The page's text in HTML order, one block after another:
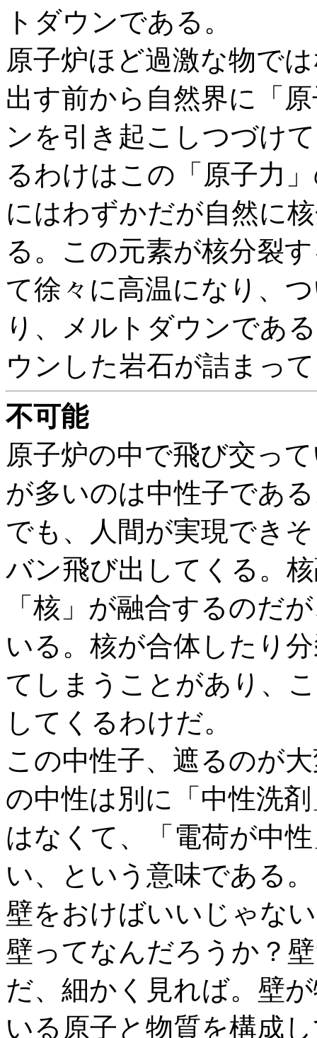
トダウンである。
原子炉ほど過激な物で
出す前から自然界に「
ンを引き起こしつづけ
るわけはこの「原子力
にはわずかだが自然に
る。この元素が核分裂
て徐々に高温になり、
り、メルトダウンであ
ウンした岩石が詰まっ
不可能
原子炉の中で飛び交っ
が多いのは中性子であ
でも、人間が実現でき
バン飛び出してくる。
「核」が融合するのだ
いる。核が合体したり
てしまうことがあり、
してくるわけだ。
この中性子、遮るのが
の中性は別に「中性洗
はなくて、「電荷が中
い、という意味である
壁をおけばいいじゃな
壁ってなんだろうか？
だ、細かく見れば。壁
いる原子と物質を構成